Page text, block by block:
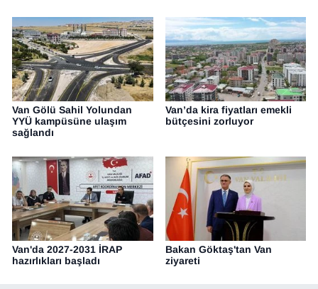
Van Gölü Sahil Yolundan
YYÜ kampüsüne ulaşım
sağlandı
Van’da kira fiyatları emekli
bütçesini zorluyor
Van'da 2027-2031 İRAP
hazırlıkları başladı
Bakan Göktaş'tan Van
ziyareti